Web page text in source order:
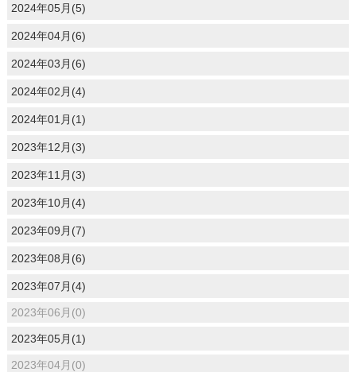
2024年05月(5)
2024年04月(6)
2024年03月(6)
2024年02月(4)
2024年01月(1)
2023年12月(3)
2023年11月(3)
2023年10月(4)
2023年09月(7)
2023年08月(6)
2023年07月(4)
2023年06月(0)
2023年05月(1)
2023年04月(0)